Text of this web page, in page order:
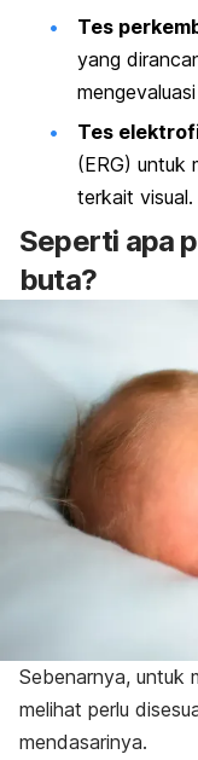
Tes
yang
Tes
(ERG) untuk
terkait visual.
Seperti apa
buta?
Sebenarnya, untuk
melihat perlu
mendasarinya.